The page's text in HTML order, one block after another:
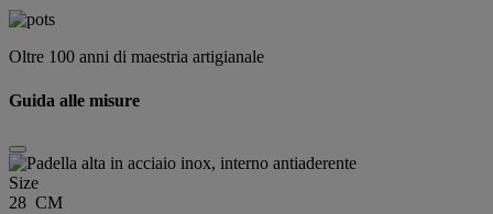
Oltre 100 anni di maestria artigianale
Guida alle misure
Size
28 CM